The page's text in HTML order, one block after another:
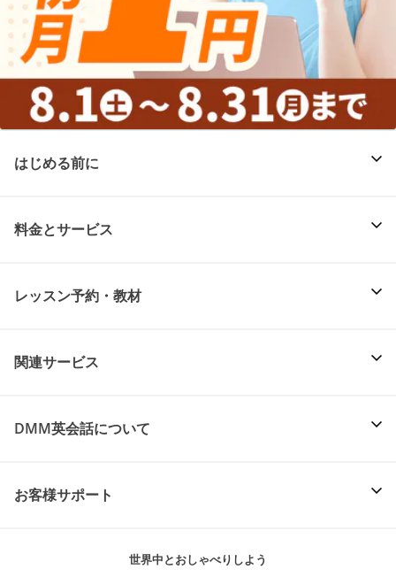
はじめる前に
料金とサービス
レッスン予約・教材
関連サービス
DMM英会話について
お客様サポート
世界中とおしゃべりしよう